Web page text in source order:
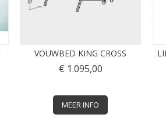
VOUWBED KING CROSS
€ 1.095,00
MEER INFO